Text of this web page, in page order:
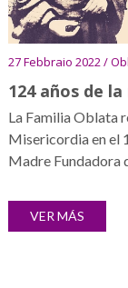
27 Febbraio 2022 /
124 años de
La Familia Oblata
Misericordia en el
Madre Fundadora
VER MÁS